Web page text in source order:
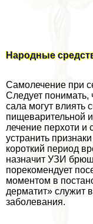
Народные
Самолечение при
Следует понимать,
сала могут влиять
пищеварительной
лечение перхоти
устранить
короткий период
назначит УЗИ
порекомендует
моментом в
дерматит» служит
заболевания.